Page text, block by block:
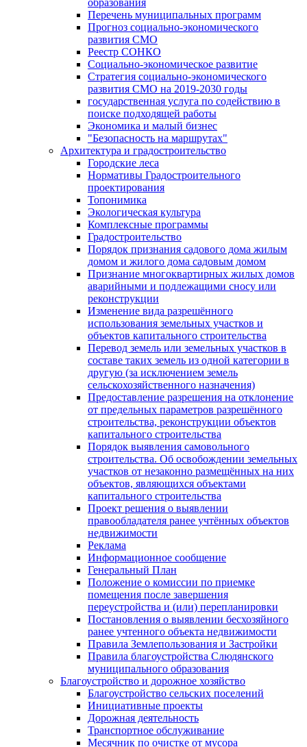
образования
Перечень муниципальных программ
Прогноз социально-экономического
развития СМО
Реестр СОНКО
Социально-экономическое развитие
Стратегия социально-экономического
развития СМО на 2019-2030 годы
государственная услуга по содействию в
поиске подходящей работы
Экономика и малый бизнес
"Безопасность на маршрутах"
Архитектура и градостроительство
Городские леса
Нормативы Градостроительного
проектирования
Топонимика
Экологическая культура
Комплексные программы
Градостроительство
Порядок признания садового дома жилым
домом и жилого дома садовым домом
Признание многоквартирных жилых домов
аварийными и подлежащими сносу или
реконструкции
Изменение вида разрешённого
использования земельных участков и
объектов капитального строительства
Перевод земель или земельных участков в
составе таких земель из одной категории в
другую (за исключением земель
сельскохозяйственного назначения)
Предоставление разрешения на отклонение
от предельных параметров разрешённого
строительства, реконструкции объектов
капитального строительства
Порядок выявления самовольного
строительства. Об освобождении земельных
участков от незаконно размещённых на них
объектов, являющихся объектами
капитального строительства
Проект решения о выявлении
правообладателя ранее учтённых объектов
недвижимости
Реклама
Информационное сообщение
Генеральный План
Положение о комиссии по приемке
помещения после завершения
переустройства и (или) перепланировки
Постановления о выявлении бесхозяйного
ранее учтенного объекта недвижимости
Правила Землепользования и Застройки
Правила благоустройства Слюдянского
муниципального образования
Благоустройство и дорожное хозяйство
Благоустройство сельских поселений
Инициативные проекты
Дорожная деятельность
Транспортное обслуживание
Месячник по очистке от мусора